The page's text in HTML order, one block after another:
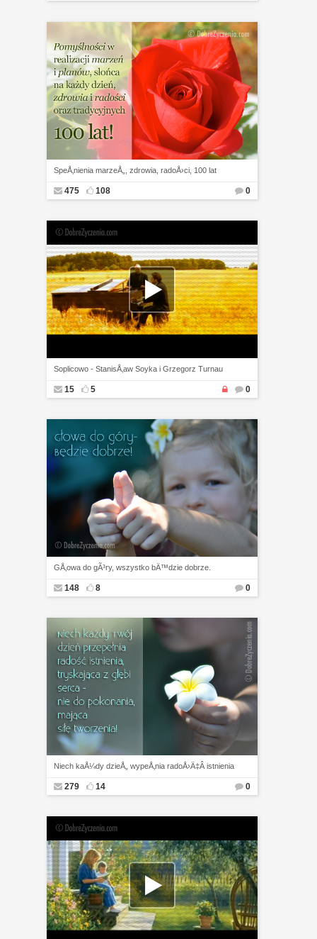
SpeÅ‚nienia marzeÅ„, zdrowia, radoÅ›ci, 100 lat
475 108 0
Soplicowo - StanisÅ‚aw Soyka i Grzegorz Turnau
15 5 0
GÅ‚owa do gÃ³ry, wszystko bÄ™dzie dobrze.
148 8 0
Niech kaÅ¼dy dzieÅ„ wypeÅ‚nia radoÅ›Ä‡Â istnienia
279 14 0